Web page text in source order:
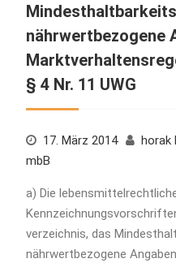
nährwertbezogene
§ 4 Nr. 11 UWG
17. März 2014
horak
mbB
a) Die
verzeichnis, das
nährwertbezogene